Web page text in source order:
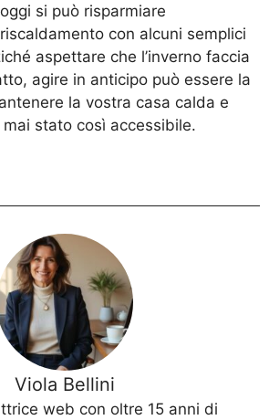
si può risparmiare
con alcuni semplici
aspettare che l’inverno faccia
agire in anticipo può essere la
la vostra casa calda e
stato così accessibile.
Viola Bellini
web con oltre 15 anni di